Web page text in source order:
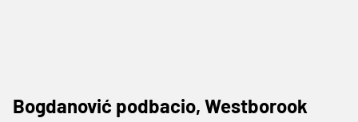
Bogdanović podbacio, Westborook